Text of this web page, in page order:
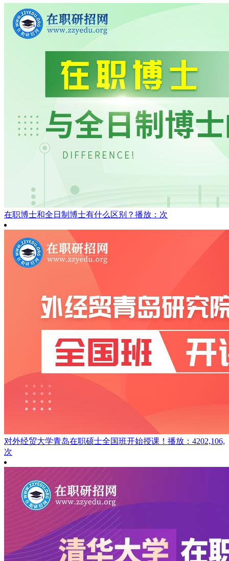
在职博士和全日制博士有什么区别？ 播放：次
对外经贸大学青岛在职硕士全国班开始授课！ 播放：4202,106,
次